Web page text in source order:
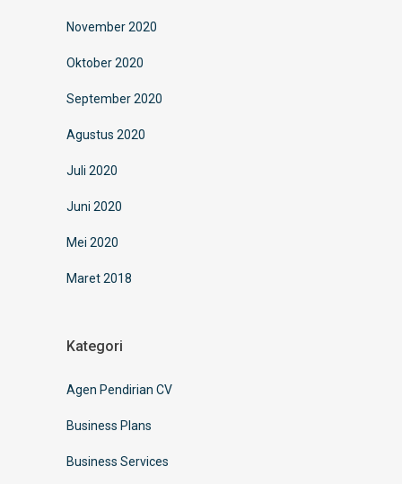
November 2020
Oktober 2020
September 2020
Agustus 2020
Juli 2020
Juni 2020
Mei 2020
Maret 2018
Kategori
Agen Pendirian CV
Business Plans
Business Services